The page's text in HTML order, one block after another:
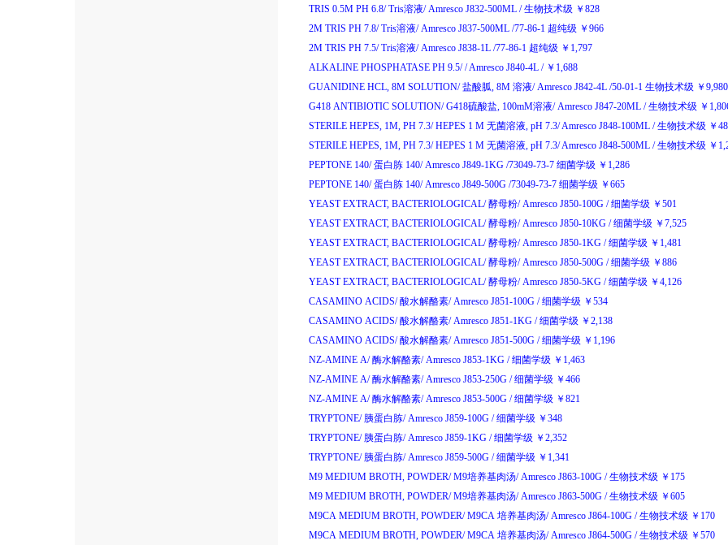
TRIS 0.5M PH 6.8/ Tris溶液/ Amresco J832-500ML / 生物技术级 ￥ 828
2M TRIS PH 7.8/ Tris溶液/ Amresco J837-500ML /77-86-1 超纯级 ￥ 966
2M TRIS PH 7.5/ Tris溶液/ Amresco J838-1L /77-86-1 超纯级 ￥ 1,797
ALKALINE PHOSPHATASE PH 9.5/ /Amresco J840-4L / ￥ 1,688
GUANIDINE HCL, 8M SOLUTION/ 盐酸胍, 8M 溶液/ Amresco J842-4L /50-01-1 生物技术级 ￥ 9,980
G418 ANTIBIOTIC SOLUTION/ G418硫酸盐, 100mM溶液/ Amresco J847-20ML / 生物技术级 ￥
STERILE HEPES, 1M, PH 7.3/ HEPES 1 M 无菌溶液, pH 7.3/Amresco J848-100ML / 生物技术级 ￥
STERILE HEPES, 1M, PH 7.3/ HEPES 1 M 无菌溶液, pH 7.3/Amresco J848-500ML / 生物技术级 ￥
PEPTONE 140/ 蛋白胨 140/ Amresco J849-1KG /73049-73-7 细菌学级 ￥ 1,286
PEPTONE 140/ 蛋白胨 140/ Amresco J849-500G /73049-73-7 细菌学级 ￥ 665
YEAST EXTRACT, BACTERIOLOGICAL/ 酵母粉/ Amresco J850-100G / 细菌学级 ￥ 501
YEAST EXTRACT, BACTERIOLOGICAL/ 酵母粉/ Amresco J850-10KG / 细菌学级 ￥ 7,525
YEAST EXTRACT, BACTERIOLOGICAL/ 酵母粉/ Amresco J850-1KG / 细菌学级 ￥ 1,481
YEAST EXTRACT, BACTERIOLOGICAL/ 酵母粉/ Amresco J850-500G / 细菌学级 ￥ 886
YEAST EXTRACT, BACTERIOLOGICAL/ 酵母粉/ Amresco J850-5KG / 细菌学级 ￥ 4,126
CASAMINO ACIDS/ 酸水解酪素/ Amresco J851-100G / 细菌学级 ￥ 534
CASAMINO ACIDS/ 酸水解酪素/ Amresco J851-1KG / 细菌学级 ￥ 2,138
CASAMINO ACIDS/ 酸水解酪素/ Amresco J851-500G / 细菌学级 ￥ 1,196
NZ-AMINE A/ 酶水解酪素/ Amresco J853-1KG / 细菌学级 ￥ 1,463
NZ-AMINE A/ 酶水解酪素/ Amresco J853-250G / 细菌学级 ￥ 466
NZ-AMINE A/ 酶水解酪素/ Amresco J853-500G / 细菌学级 ￥ 821
TRYPTONE/ 胰蛋白胨/ Amresco J859-100G / 细菌学级 ￥ 348
TRYPTONE/ 胰蛋白胨/ Amresco J859-1KG / 细菌学级 ￥ 2,352
TRYPTONE/ 胰蛋白胨/ Amresco J859-500G / 细菌学级 ￥ 1,341
M9 MEDIUM BROTH, POWDER/ M9培养基肉汤/ Amresco J863-100G / 生物技术级 ￥ 175
M9 MEDIUM BROTH, POWDER/ M9培养基肉汤/ Amresco J863-500G / 生物技术级 ￥ 605
M9CA MEDIUM BROTH, POWDER/ M9CA 培养基肉汤/ Amresco J864-100G / 生物技术级 ￥ 170
M9CA MEDIUM BROTH, POWDER/ M9CA 培养基肉汤/ Amresco J864-500G / 生物技术级 ￥ 570